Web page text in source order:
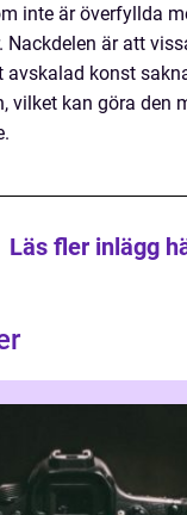
inte är överfyllda
Nackdelen är att
avskalad konst
vilket kan göra den
Läs fler inlägg